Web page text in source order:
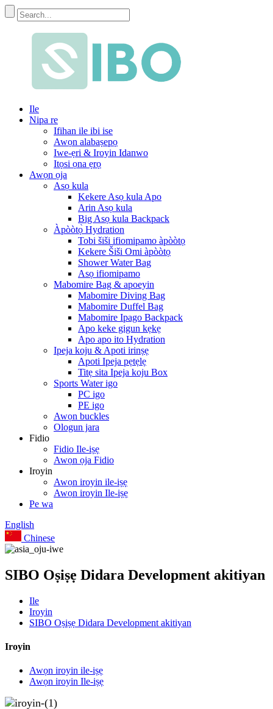
Ile
Nipa re
Ifihan ile ibi ise
Awọn alabaṣepọ
Iwe-ẹri & Iroyin Idanwo
Itọsi ọna ẹrọ
Awọn ọja
Asọ kula
Kekere Asọ kula Apo
Arin Asọ kula
Big Asọ kula Backpack
Àpòòtọ̀ Hydration
Tobi šiši ifiomipamo àpòòtọ
Kekere Šiši Omi àpòòtọ
Shower Water Bag
Asọ ifiomipamo
Mabomire Bag & apoeyin
Mabomire Diving Bag
Mabomire Duffel Bag
Mabomire Ipago Backpack
Apo keke gigun kẹkẹ
Apo apo ito Hydration
Ipeja koju & Apoti irinṣẹ
Apoti Ipeja pẹtẹlẹ
Titẹ sita Ipeja koju Box
Sports Water igo
PC igo
PE igo
Awọn buckles
Ologun jara
Fidio
Fidio Ile-iṣẹ
Awọn ọja Fidio
Iroyin
Awọn iroyin ile-iṣẹ
Awọn iroyin Ile-iṣẹ
Pe wa
English
Chinese
SIBO Oṣiṣẹ Didara Development akitiyan
Ile
Iroyin
SIBO Oṣiṣẹ Didara Development akitiyan
Iroyin
Awọn iroyin ile-iṣẹ
Awọn iroyin Ile-iṣẹ